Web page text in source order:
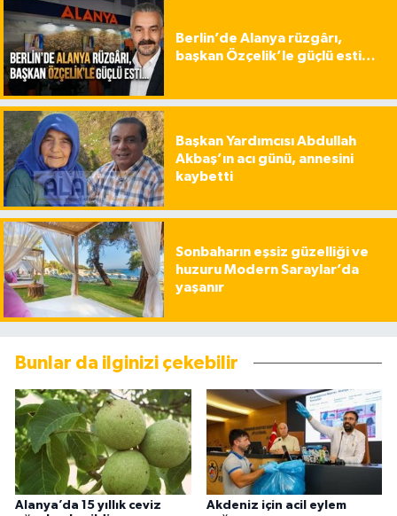
Berlin’de Alanya rüzgârı,
başkan Özçelik’le güçlü esti…
Başkan Yardımcısı Abdullah
Akbaş’ın acı günü, annesini
kaybetti
Sonbaharın eşsiz güzelliği ve
huzuru Modern Saraylar’da
yaşanır
Bunlar da ilginizi çekebilir
Alanya’da 15 yıllık ceviz
Akdeniz için acil eylem